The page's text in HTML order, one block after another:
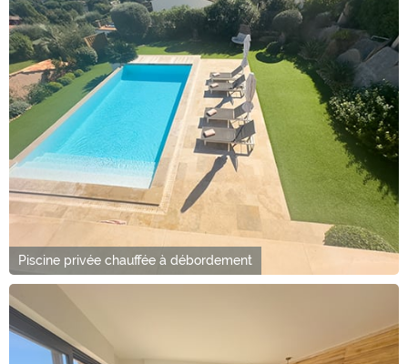
Piscine privée chauffée à débordement